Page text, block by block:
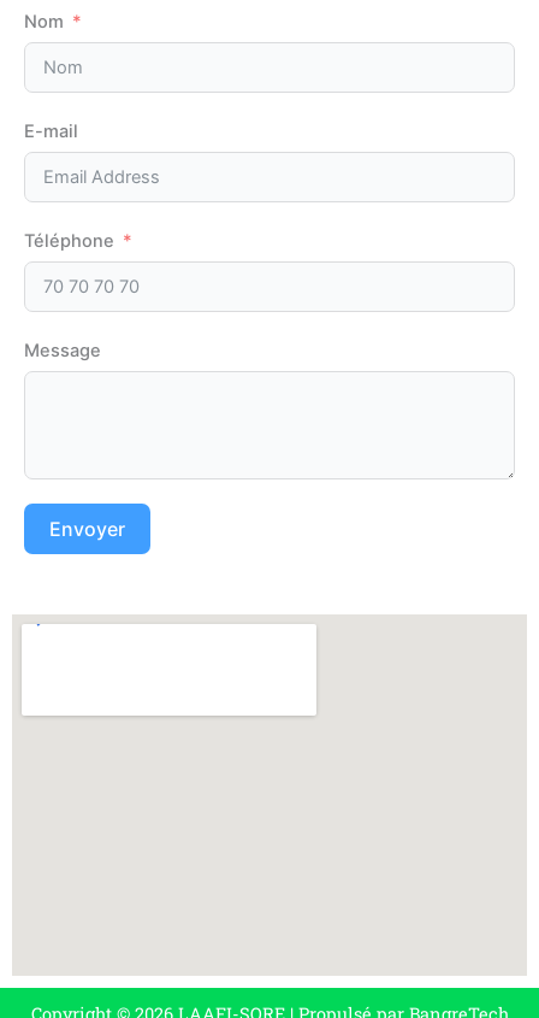
Nom
E-mail
Téléphone
Message
Envoyer